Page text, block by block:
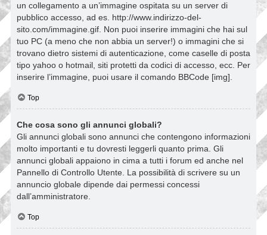
un collegamento a un’immagine ospitata su un server di
pubblico accesso, ad es. http://www.indirizzo-del-
sito.com/immagine.gif. Non puoi inserire immagini che hai sul
tuo PC (a meno che non abbia un server!) o immagini che si
trovano dietro sistemi di autenticazione, come caselle di posta
tipo yahoo o hotmail, siti protetti da codici di accesso, ecc. Per
inserire l’immagine, puoi usare il comando BBCode [img].
Top
Che cosa sono gli annunci globali?
Gli annunci globali sono annunci che contengono informazioni
molto importanti e tu dovresti leggerli quanto prima. Gli
annunci globali appaiono in cima a tutti i forum ed anche nel
Pannello di Controllo Utente. La possibilità di scrivere su un
annuncio globale dipende dai permessi concessi
dall’amministratore.
Top